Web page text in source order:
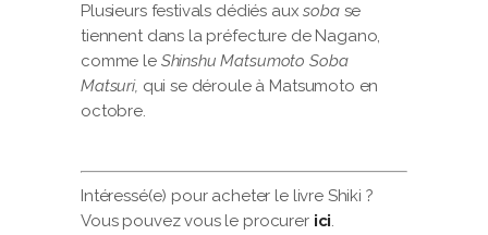
Plusieurs festivals dédiés auxsobase
tiennent dans la préfecture de Nagano,
comme le Shinshu Matsumoto Soba
Matsuri, qui se déroule à Matsumoto en
octobre.
Intéressé(e) pour acheter le livre Shiki ?
Vous pouvez vous le procurer ici.